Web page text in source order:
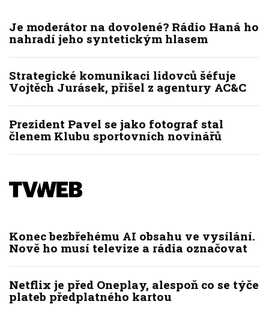
Je moderátor na dovolené? Rádio Haná ho
nahradí jeho syntetickým hlasem
Strategické komunikaci lidovců šéfuje
Vojtěch Jurásek, přišel z agentury AC&C
Prezident Pavel se jako fotograf stal
členem Klubu sportovních novinářů
Konec bezbřehému AI obsahu ve vysílání.
Nově ho musí televize a rádia označovat
Netflix je před Oneplay, alespoň co se týče
plateb předplatného kartou